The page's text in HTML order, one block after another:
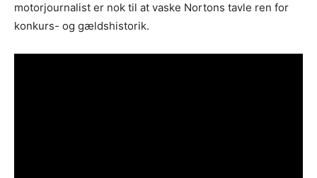
motorjournalist er nok til at vaske Nortons tavle ren for
konkurs- og gældshistorik.